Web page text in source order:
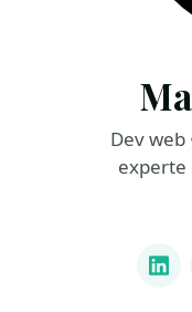
Dev web
experte
LINKS